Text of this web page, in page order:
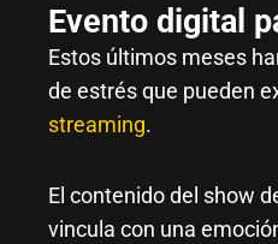
Evento digital
Estos últimos meses
de estrés que pueden
streaming.
El contenido del show
vincula con una